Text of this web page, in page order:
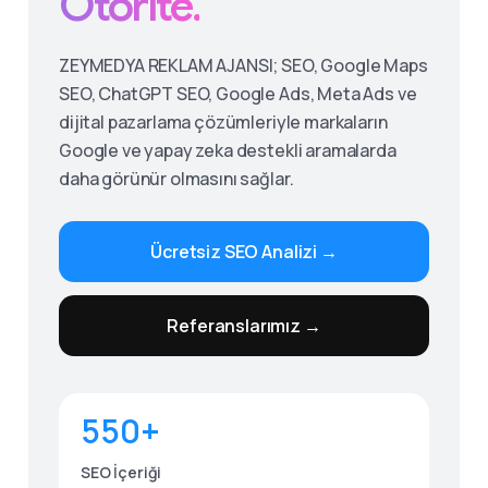
ZEYMEDYA REKLAM AJANSI; SEO, Google Maps
SEO, ChatGPT SEO, Google Ads, Meta Ads ve
dijital pazarlama çözümleriyle markaların
Google ve yapay zeka destekli aramalarda
daha görünür olmasını sağlar.
Ücretsiz SEO Analizi →
Referanslarımız →
550+
SEO İçeriği
Give us a call
Send us a message
Send your message any time you want.